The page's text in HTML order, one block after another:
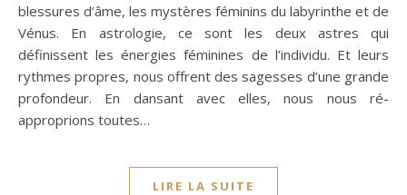
blessures d’âme, les mystères féminins du labyrinthe et de
Vénus. En astrologie, ce sont les deux astres qui
définissent les énergies féminines de l’individu. Et leurs
rythmes propres, nous offrent des sagesses d’une grande
profondeur. En dansant avec elles, nous nous ré-
approprions toutes…
LIRE LA SUITE